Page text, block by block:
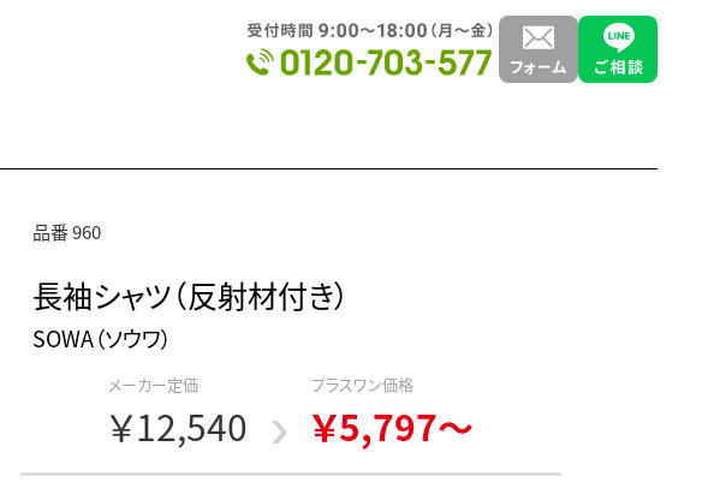
品番 960
長袖シャツ（反射材付き）
SOWA（ソウワ）
メーカー定価
￥12,540
プラスワン価格
￥5,797～